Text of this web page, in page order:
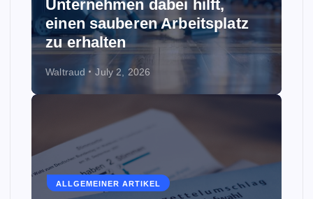
Unternehmen dabei hilft,
einen sauberen Arbeitsplatz
zu erhalten
Waltraud July 2, 2026
ALLGEMEINER ARTIKEL